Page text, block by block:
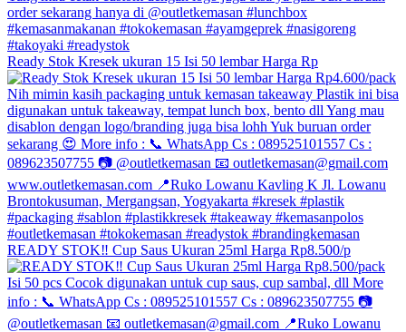
Ready Stok Kresek ukuran 15 Isi 50 lembar Harga Rp
READY STOK‼️ Cup Saus Ukuran 25ml Harga Rp8.500/p